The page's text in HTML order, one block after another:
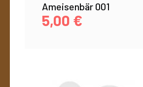
Ameisenbär 001
5,00 €